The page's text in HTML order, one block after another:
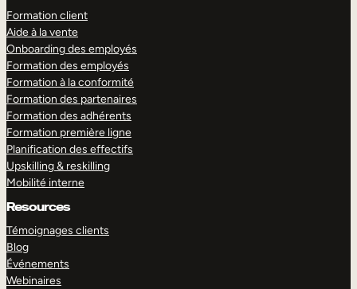
Formation client
Aide à la vente
Onboarding des employés
Formation des employés
Formation à la conformité
Formation des partenaires
Formation des adhérents
Formation première ligne
Planification des effectifs
Upskilling & reskilling
Mobilité interne
Resources
Témoignages clients
Blog
Événements
Webinaires